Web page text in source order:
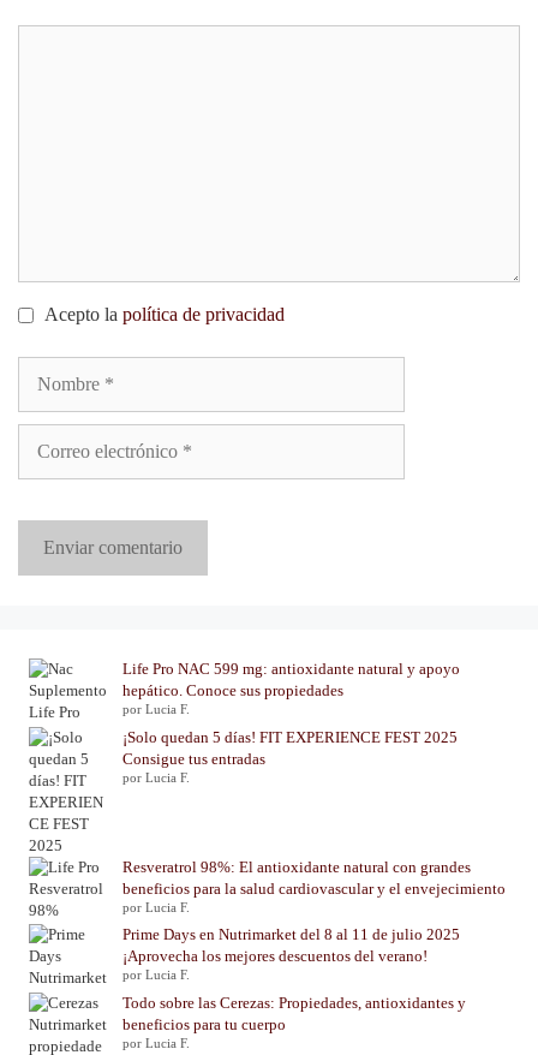
Acepto la política de privacidad
Life Pro NAC 599 mg: antioxidante natural y apoyo
hepático. Conoce sus propiedades
por Lucia F.
¡Solo quedan 5 días! FIT EXPERIENCE FEST 2025
Consigue tus entradas
por Lucia F.
Resveratrol 98%: El antioxidante natural con grandes
beneficios para la salud cardiovascular y el envejecimiento
por Lucia F.
Prime Days en Nutrimarket del 8 al 11 de julio 2025
¡Aprovecha los mejores descuentos del verano!
por Lucia F.
Todo sobre las Cerezas: Propiedades, antioxidantes y
beneficios para tu cuerpo
por Lucia F.